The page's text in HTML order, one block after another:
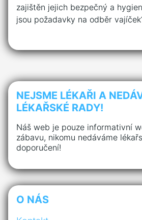
zajištěn jejich bezpečný a
jsou požadavky na odběr
NEJSME LÉKAŘI A
LÉKAŘSKÉ RADY!
Náš web je pouze informativní
zábavu, nikomu nedáváme
doporučení!
O NÁS